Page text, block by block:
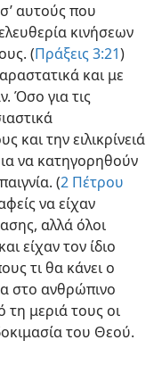
αυτούς που
κινήσεων
(Πράξεις 3:21)
και με
Όσο για τις
και την ειλικρίνειά
να κατηγορηθούν
(2 Πέτρου
να είχαν
αλλά όλοι
είχαν τον ίδιο
τι θα κάνει ο
στο ανθρώπινο
τη μεριά τους οι
του Θεού.